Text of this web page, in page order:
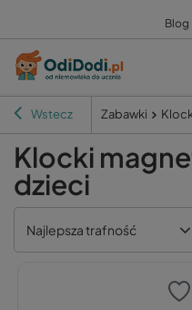
Blog
Wstecz Zabawki
Klocki
dzieci
Najlepsza trafność